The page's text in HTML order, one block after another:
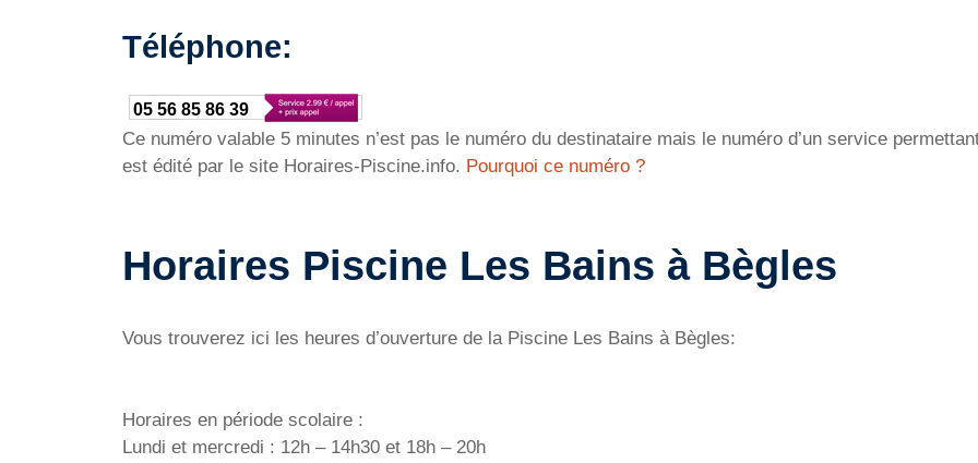
Téléphone:
05 56 85 86 39
Ce numéro valable 5 minutes n’est pas le numéro du destinataire mais le numéro d’un service
est édité par le site Horaires-Piscine.info. Pourquoi ce numéro ?
Horaires Piscine Les Bains à Bègles
Vous trouverez ici les heures d’ouverture de la Piscine Les Bains à Bègles:
Horaires en période scolaire :
Lundi et mercredi : 12h – 14h30 et 18h – 20h